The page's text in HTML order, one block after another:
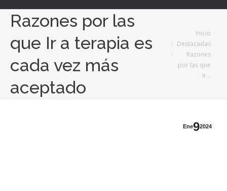
Razones por las
que Ir a terapia es
cada vez más
aceptado
Inicio
Destacadas
Razones
por las que
Ir…
Ene92024